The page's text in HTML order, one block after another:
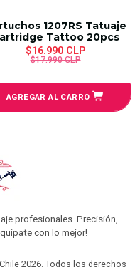
1207RS Tatuaje
Tattoo 20pcs
$16.990 CLP
$17.990 CLP
AGREGAR AL CARRO
profesionales. Precisión,
con lo mejor!
2026. Todos los derechos